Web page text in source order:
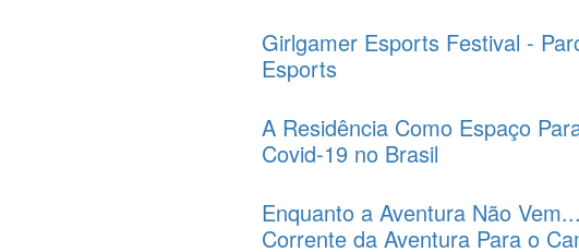
Girlgamer Esports Festival -
Esports
A Residência Como Espaço
Covid-19 no Brasil
Enquanto a Aventura Não
Corrente da Aventura Para o